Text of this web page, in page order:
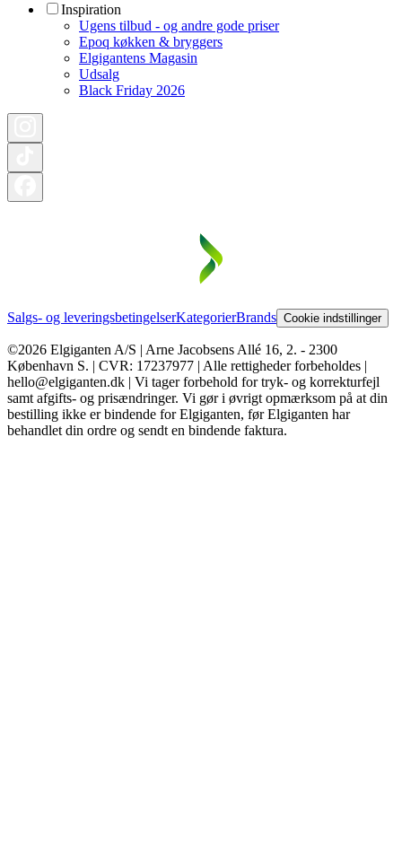
Inspiration
Ugens tilbud - og andre gode priser
Epoq køkken & bryggers
Elgigantens Magasin
Udsalg
Black Friday 2026
Salgs- og leveringsbetingelserKategorierBrands Cookie indstillinger
©2026 Elgiganten A/S | Arne Jacobsens Allé 16, 2. - 2300
København S. | CVR: 17237977 | Alle rettigheder forbeholdes |
hello@elgiganten.dk | Vi tager forbehold for tryk- og korrekturfejl
samt afgifts- og prisændringer. Vi gør i øvrigt opmærksom på at din
bestilling ikke er bindende for Elgiganten, før Elgiganten har
behandlet din ordre og sendt en bindende faktura.